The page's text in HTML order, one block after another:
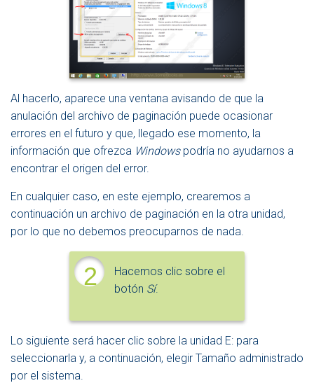
Al hacerlo, aparece una ventana avisando de que la
anulación del archivo de paginación puede ocasionar
errores en el futuro y que, llegado ese momento, la
información que ofrezca Windowspodría no ayudarnos a
encontrar el origen del error.
En cualquier caso, en este ejemplo, crearemos a
continuación un archivo de paginación en la otra unidad,
por lo que no debemos preocuparnos de nada.
2
Hacemos clic sobre el
botón Sí.
Lo siguiente será hacer clic sobre la unidad E: para
seleccionarla y, a continuación, elegir Tamaño administrado
por el sistema.